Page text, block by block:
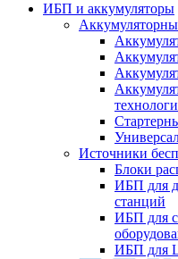
ИБП и аккумуляторы
Источники
Блоки
ИБП для
станций
ИБП для
ИБП для